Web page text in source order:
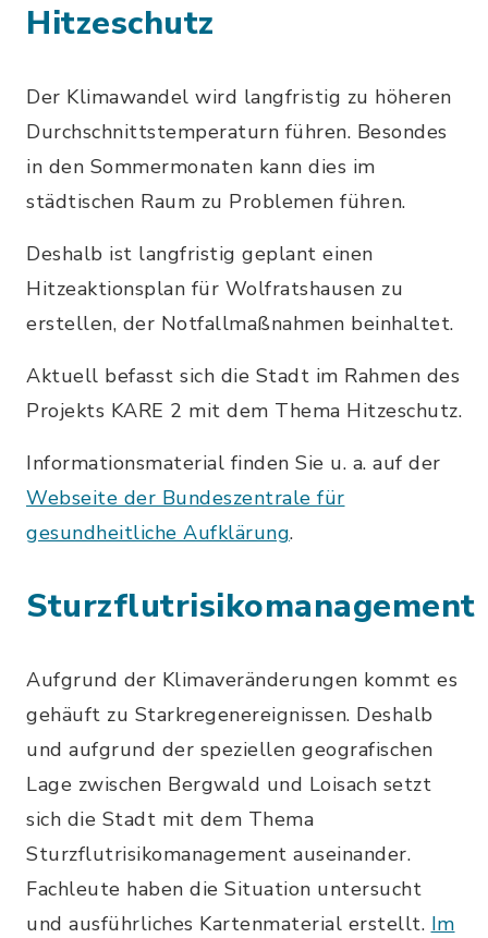
Hitzeschutz
Der Klimawandel wird langfristig zu höheren
Durchschnittstemperaturn führen. Besondes
in den Sommermonaten kann dies im
städtischen Raum zu Problemen führen.
Deshalb ist langfristig geplant einen
Hitzeaktionsplan für Wolfratshausen zu
erstellen, der Notfallmaßnahmen beinhaltet.
Aktuell befasst sich die Stadt im Rahmen des
Projekts KARE 2 mit dem Thema Hitzeschutz.
Informationsmaterial finden Sie u. a. auf der
Webseite der Bundeszentrale für
gesundheitliche Aufklärung.
Sturzflutrisikomanagement
Aufgrund der Klimaveränderungen kommt es
gehäuft zu Starkregenereignissen. Deshalb
und aufgrund der speziellen geografischen
Lage zwischen Bergwald und Loisach setzt
sich die Stadt mit dem Thema
Sturzflutrisikomanagement auseinander.
Fachleute haben die Situation untersucht
und ausführliches Kartenmaterial erstellt. Im